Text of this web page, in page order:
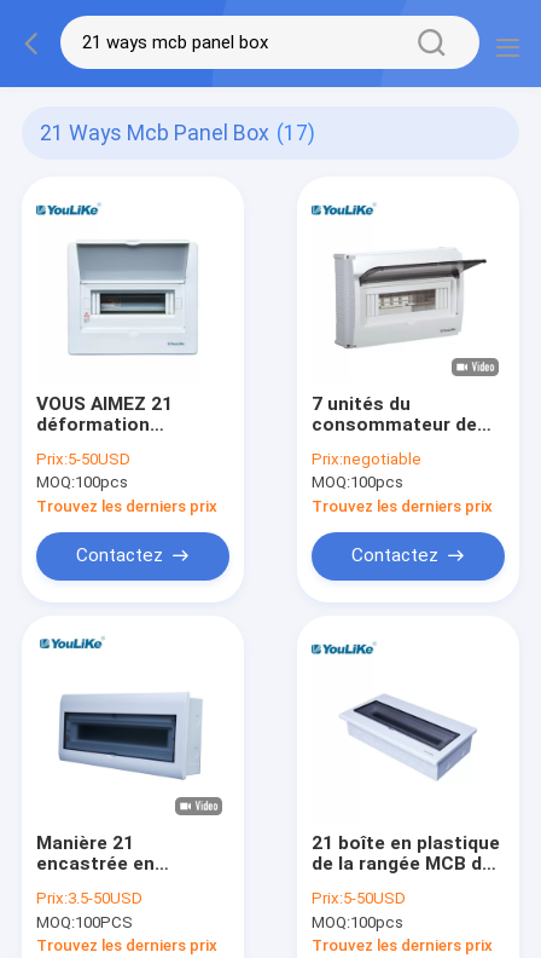
21 Ways Mcb Panel Box (17)
VOUS AIMEZ 21
déformation
de boîte électrique
de panneau des
manières l'anti
Prix:5-50USD
MOQ:100pcs
Trouvez les derniers prix
Contactez
7 unités du
consommateur de
de disjoncteur de
boîte de distribution
de Mcb de manière
Prix:negotiable
MOQ:100pcs
Trouvez les derniers prix
Contactez
Manière 21
encastrée en
distribution du
courant électrique
MCB avec le rail de
Prix:3.5-50USD
MOQ:100PCS
Trouvez les derniers prix
21 boîte en plastique
de la rangée MCB de
de distribution
d'énergie avec la
fenêtre transparente
Prix:5-50USD
MOQ:100pcs
Trouvez les derniers prix